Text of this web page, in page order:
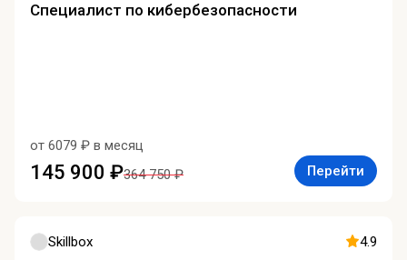
Специалист по кибербезопасности
от 6079 ₽ в месяц
145 900 ₽364 750 ₽ Перейти
Skillbox 4.9